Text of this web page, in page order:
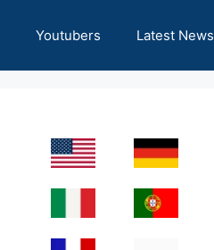
Youtubers Latest News